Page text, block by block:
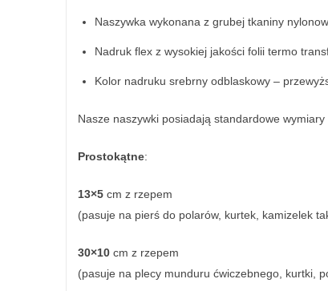
Naszywka wykonana z grubej tkaniny
Nadruk flex z wysokiej jakości folii termo
Kolor nadruku srebrny odblaskowy –
Nasze naszywki posiadają standardowe
Prostokątne:
13×5 cm z rzepem
(pasuje na pierś do polarów, kurtek, kamizelek
30×10 cm z rzepem
(pasuje na plecy munduru ćwiczebnego, kurtki,